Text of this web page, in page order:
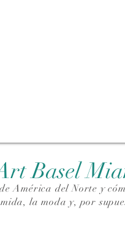
Basel
América del Norte y
la moda y, por